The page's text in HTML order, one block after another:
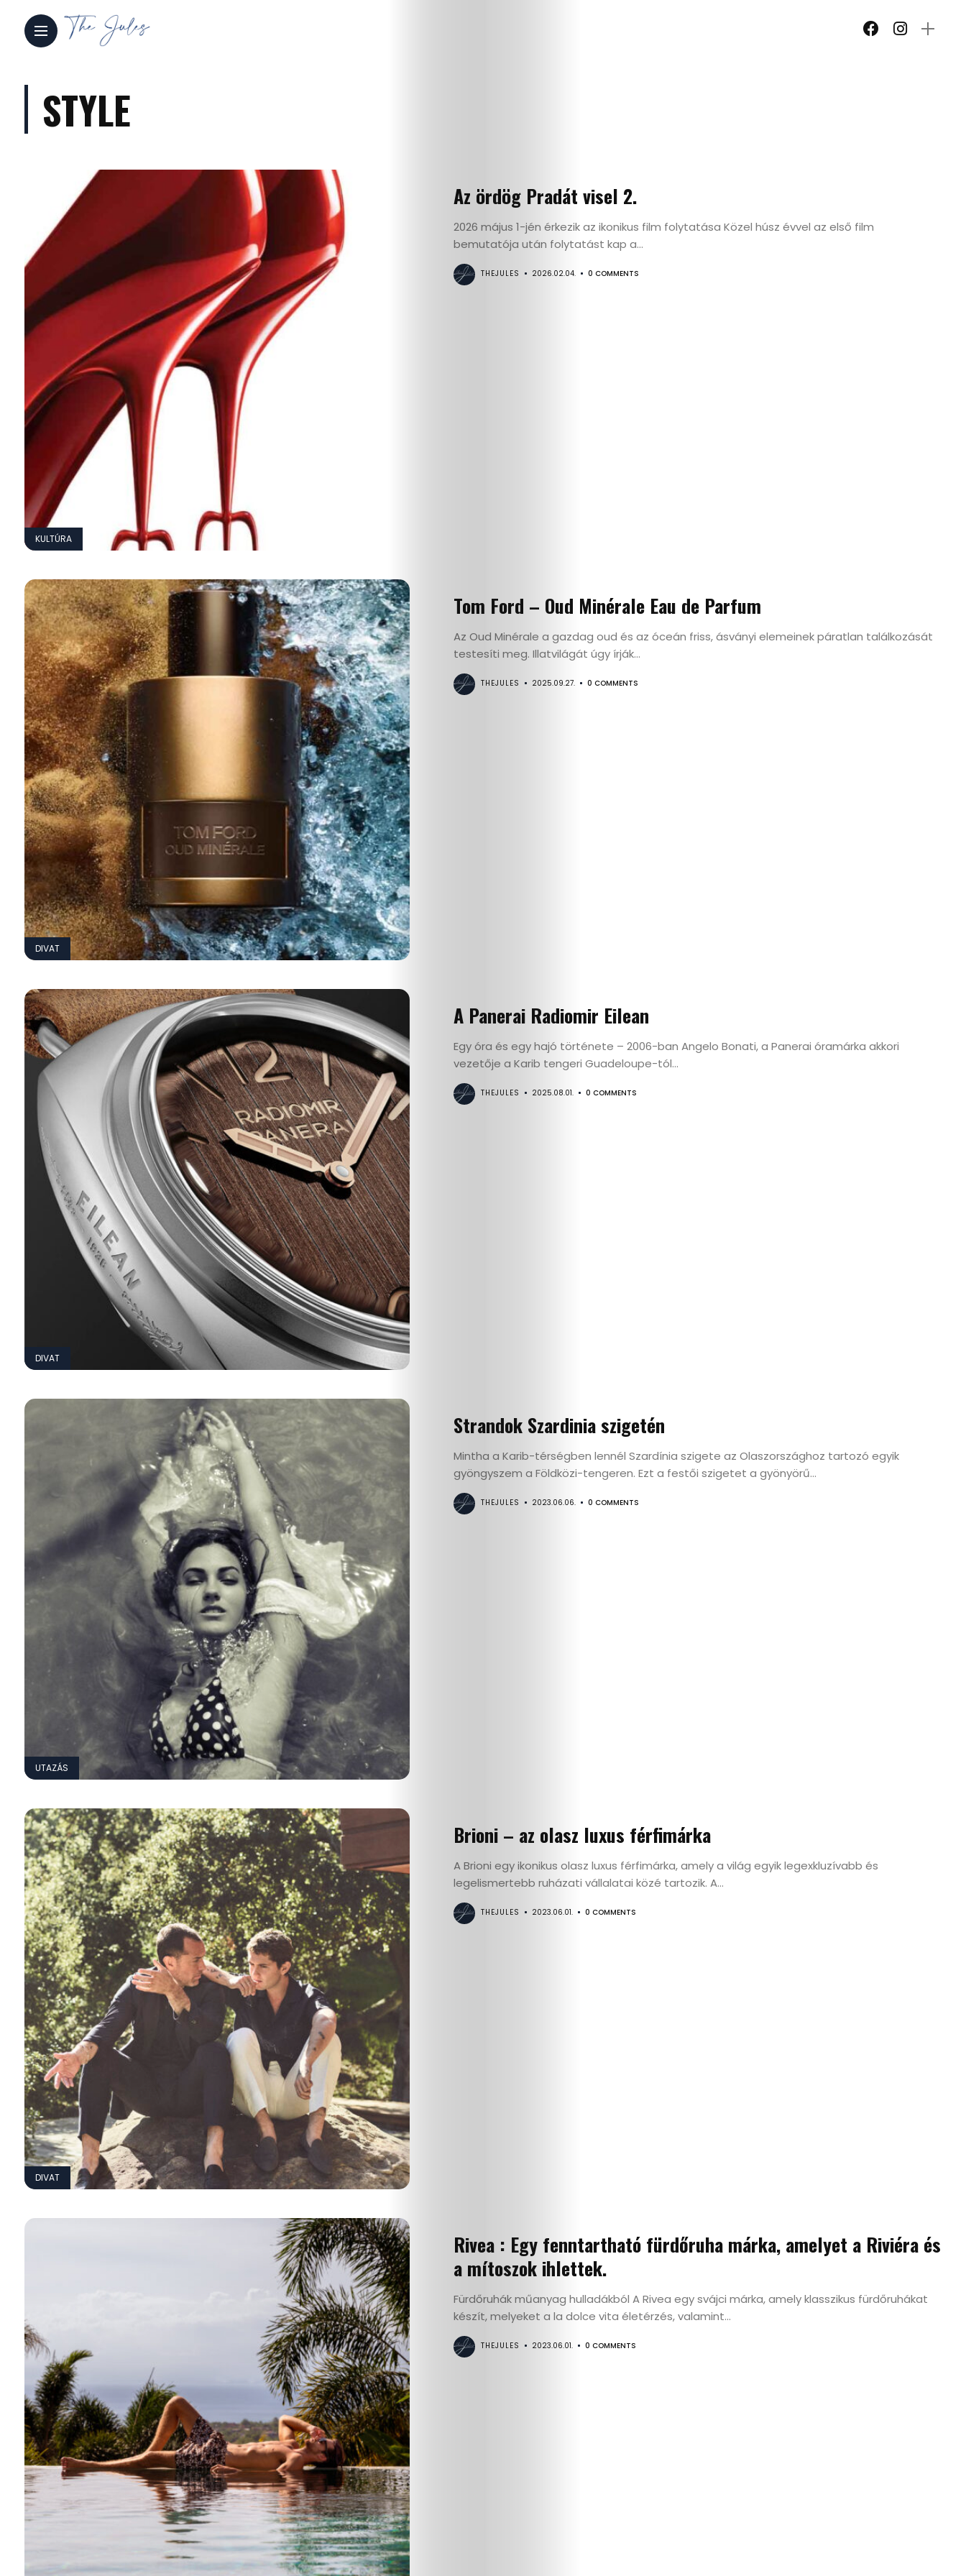
Életmód
Utazás
Dizájn
Divat
STYLE
KULTÚRA
Az ördög Pradát visel 2.
2026 május 1-jén érkezik az ikonikus film folytatása Közel húsz évvel az első film
bemutatója után folytatást kap a...
THEJULES 2026.02.04. 0 COMMENTS
DIVAT
Tom Ford – Oud Minérale Eau de Parfum
Az Oud Minérale a gazdag oud és az óceán friss, ásványi elemeinek páratlan találkozását
testesíti meg. Illatvilágát úgy írják...
THEJULES 2025.09.27. 0 COMMENTS
DIVAT
A Panerai Radiomir Eilean
Egy óra és egy hajó története – 2006-ban Angelo Bonati, a Panerai óramárka akkori
vezetője a Karib tengeri Guadeloupe-tól...
THEJULES 2025.08.01. 0 COMMENTS
UTAZÁS
Strandok Szardinia szigetén
Mintha a Karib-térségben lennél Szardínia szigete az Olaszországhoz tartozó egyik
gyöngyszem a Földközi-tengeren. Ezt a festői szigetet a gyönyörű...
THEJULES 2023.06.06. 0 COMMENTS
DIVAT
Brioni – az olasz luxus férfimárka
A Brioni egy ikonikus olasz luxus férfimárka, amely a világ egyik legexkluzívabb és
legelismertebb ruházati vállalatai közé tartozik. A...
THEJULES 2023.06.01. 0 COMMENTS
Rivea : Egy fenntartható fürdőruha márka, amelyet a Riviéra és
a mítoszok ihlettek.
Fürdőruhák műanyag hulladákból A Rivea egy svájci márka, amely klasszikus fürdőruhákat
készít, melyeket a la dolce vita életérzés, valamint...
THEJULES 2023.06.01. 0 COMMENTS